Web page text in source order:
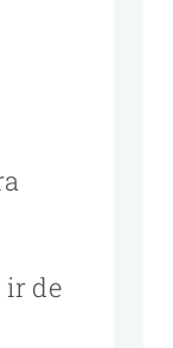
de